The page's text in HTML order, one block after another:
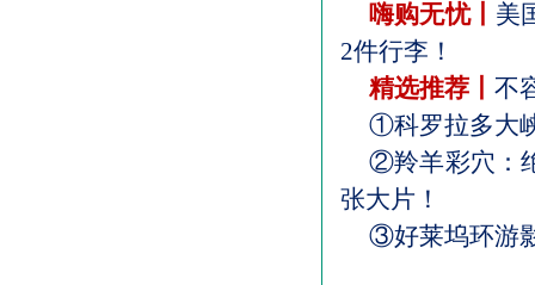
嗨购无忧丨 美
2件行李！
精选推荐丨 不
①科罗拉多大
②羚羊彩穴：
张大片！
③好莱坞环游